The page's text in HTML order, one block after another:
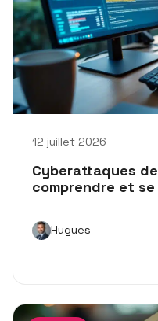
12 juillet 2026
Cyberattaques
comprendre et
Hugues